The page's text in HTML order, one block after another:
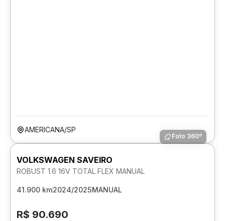
AMERICANA/SP
Foto 360º
VOLKSWAGEN SAVEIRO
ROBUST 1.6 16V TOTAL FLEX MANUAL
41.900 km2024/2025MANUAL
R$ 90.690